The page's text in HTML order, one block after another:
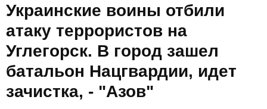
Украинские воины отбили
атаку террористов на
Углегорск. В город зашел
батальон Нацгвардии, идет
зачистка, - "Азов"